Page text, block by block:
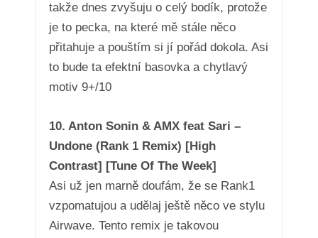
takže dnes zvyšuju o celý bodík, protože
je to pecka, na které mě stále něco
přitahuje a pouštím si jí pořád dokola. Asi
to bude ta efektní basovka a chytlavý
motiv 9+/10
10. Anton Sonin & AMX feat Sari –
Undone (Rank 1 Remix) [High
Contrast] [Tune Of The Week]
Asi už jen marně doufám, že se Rank1
vzpomatujou a udělaj ještě něco ve stylu
Airwave. Tento remix je takovou